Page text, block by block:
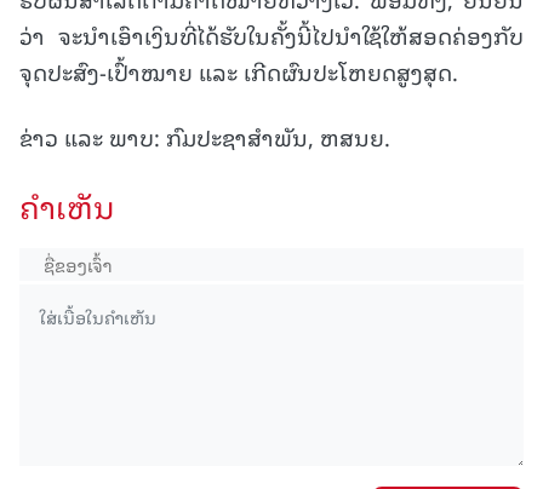
ວ່າ ຈະນໍາເອົາເງິນທີ່ໄດ້ຮັບໃນຄັ້ງນີ້ໄປນຳໃຊ້ໃຫ້ສອດຄ່ອງກັບ
ຈຸດປະສົງ-ເປົ້າໝາຍ ແລະ ເກີດຜົນປະໂຫຍດສູງສຸດ.
ຂ່າວ ແລະ ພາບ: ກົມປະຊາສຳພັນ, ຫສນຍ.
ຄໍາເຫັນ